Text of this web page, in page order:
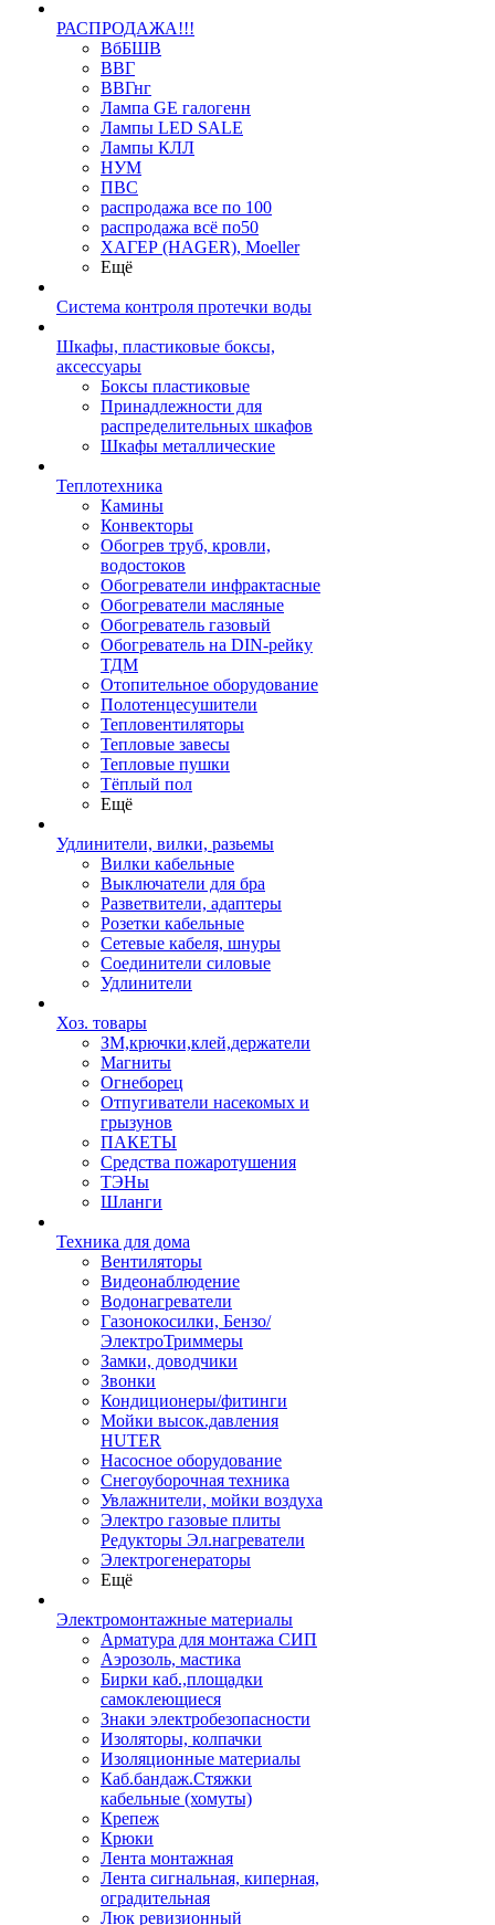
РАСПРОДАЖА!!!
ВбБШВ
ВВГ
ВВГнг
Лампа GE галогенн
Лампы LED SALE
Лампы КЛЛ
НУМ
ПВС
распродажа все по 100
распродажа всё по50
ХАГЕР (HAGER), Moeller
Ещё
Система контроля протечки воды
Шкафы, пластиковые боксы,
аксессуары
Боксы пластиковые
Принадлежности для
распределительных шкафов
Шкафы металлические
Теплотехника
Камины
Конвекторы
Обогрев труб, кровли,
водостоков
Обогреватели инфрактасные
Обогреватели масляные
Обогреватель газовый
Обогреватель на DIN-рейку
ТДМ
Отопительное оборудование
Полотенцесушители
Тепловентиляторы
Тепловые завесы
Тепловые пушки
Тёплый пол
Ещё
Удлинители, вилки, разьемы
Вилки кабельные
Выключатели для бра
Разветвители, адаптеры
Розетки кабельные
Сетевые кабеля, шнуры
Соединители силовые
Удлинители
Хоз. товары
ЗМ,крючки,клей,держатели
Магниты
Огнеборец
Отпугиватели насекомых и
грызунов
ПАКЕТЫ
Средства пожаротушения
ТЭНы
Шланги
Техника для дома
Вентиляторы
Видеонаблюдение
Водонагреватели
Газонокосилки, Бензо/
ЭлектроТриммеры
Замки, доводчики
Звонки
Кондиционеры/фитинги
Мойки высок.давления
HUTER
Насосное оборудование
Снегоуборочная техника
Увлажнители, мойки воздуха
Электро газовые плиты
Редукторы Эл.нагреватели
Электрогенераторы
Ещё
Электромонтажные материалы
Арматура для монтажа СИП
Аэрозоль, мастика
Бирки каб.,площадки
самоклеющиеся
Знаки электробезопасности
Изоляторы, колпачки
Изоляционные материалы
Каб.бандаж.Стяжки
кабельные (хомуты)
Крепеж
Крюки
Лента монтажная
Лента сигнальная, киперная,
оградительная
Люк ревизионный